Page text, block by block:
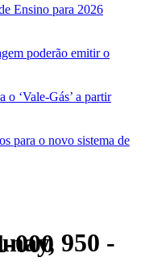
Ensino para 2026
poderão emitir o
o ‘Vale-Gás’ a partir
para o novo sistema de
000